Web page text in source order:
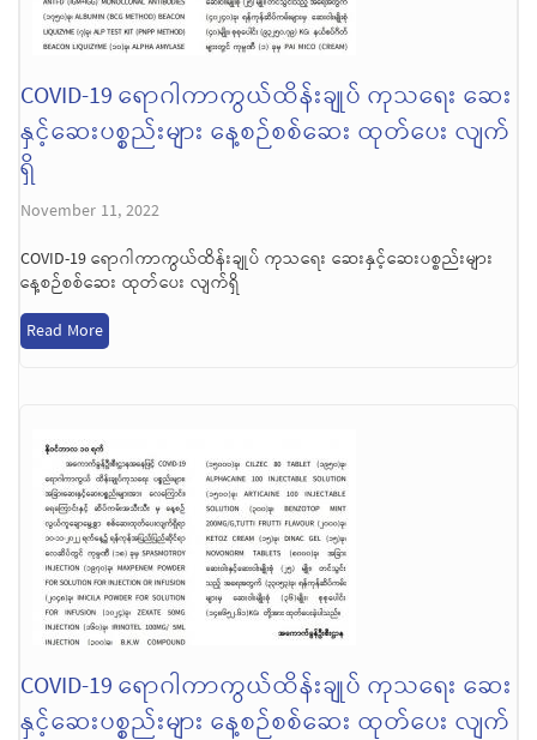
COVID-19 ရောဂါကာကွယ်ထိန်းချုပ် ကုသရေး ဆေး
နှင့်ဆေးပစ္စည်းများ နေ့စဉ်စစ်ဆေး ထုတ်ပေး လျက်
ရှိ
November 11, 2022
COVID-19 ရောဂါကာကွယ်ထိန်းချုပ် ကုသရေး ဆေးနှင့်ဆေးပစ္စည်းများ
နေ့စဉ်စစ်ဆေး ထုတ်ပေး လျက်ရှိ
Read More
COVID-19 ရောဂါကာကွယ်ထိန်းချုပ် ကုသရေး ဆေး
နှင့်ဆေးပစ္စည်းများ နေ့စဉ်စစ်ဆေး ထုတ်ပေး လျက်